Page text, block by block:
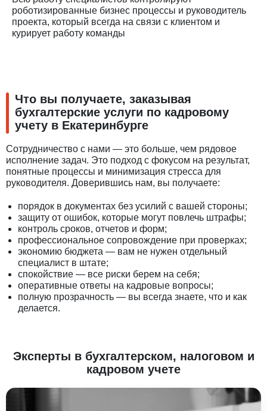
роботизированные бизнес процессы и руководитель
проекта, который всегда на связи с клиентом и
курирует работу команды
Что вы получаете, заказывая
бухгалтерские услуги по кадровому
учету в Екатеринбурге
Сотрудничество с нами — это больше, чем рядовое
исполнение задач. Это подход с фокусом на результат,
понятные процессы и минимизация стресса для
руководителя. Доверившись нам, вы получаете:
порядок в документах без усилий с вашей стороны;
защиту от ошибок, которые могут повлечь штрафы;
контроль сроков, отчетов и форм;
профессиональное сопровождение при проверках;
экономию бюджета — вам не нужен отдельный
специалист в штате;
спокойствие — все риски берем на себя;
оперативные ответы на кадровые вопросы;
полную прозрачность — вы всегда знаете, что и как
делается.
Эксперты в бухгалтерском, налоговом и
кадровом учете